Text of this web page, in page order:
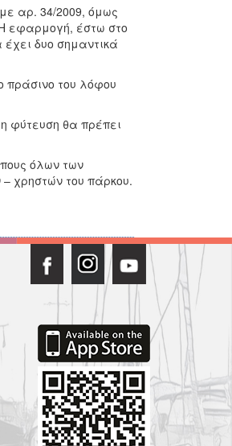
αρ. 34/2009, όμως
εφαρμογή, έστω στο
δυο σημαντικά
πράσινο του λόφου
φύτευση θα πρέπει
όλων των
χρηστών του πάρκου.